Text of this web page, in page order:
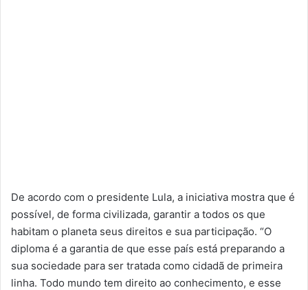
De acordo com o presidente Lula, a iniciativa mostra que é
possível, de forma civilizada, garantir a todos os que
habitam o planeta seus direitos e sua participação. “O
diploma é a garantia de que esse país está preparando a
sua sociedade para ser tratada como cidadã de primeira
linha. Todo mundo tem direito ao conhecimento, e esse